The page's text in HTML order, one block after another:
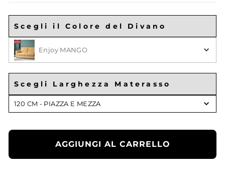
Scegli il Colore del Divano
Scegli il Colore
Enjoy MANGO
Scegli Larghezza Materasso
Larghezza
120 CM - PIAZZA E MEZZA
AGGIUNGI AL CARRELLO